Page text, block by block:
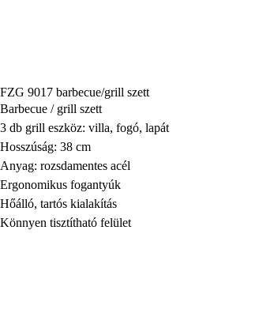
FZG 9017 barbecue/grill szett
Barbecue / grill szett
3 db grill eszköz: villa, fogó, lapát
Hosszúság: 38 cm
Anyag: rozsdamentes acél
Ergonomikus fogantyúk
Hőálló, tartós kialakítás
Könnyen tisztítható felület